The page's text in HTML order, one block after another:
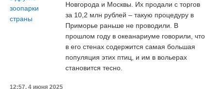
Новгорода и Москвы. Их продали с торгов
за 10,2 млн рублей – такую процедуру в
Приморье раньше не проводили. В
прошлом году в океанариуме говорили, что
в его стенах содержится самая большая
популяция этих птиц, и им в вольерах
становится тесно.
12:57, 4 июня 2025